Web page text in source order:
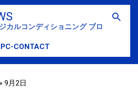
メイン コンテンツに移動
カルコンディショニング ブログ
CONTACT
» 9月2日